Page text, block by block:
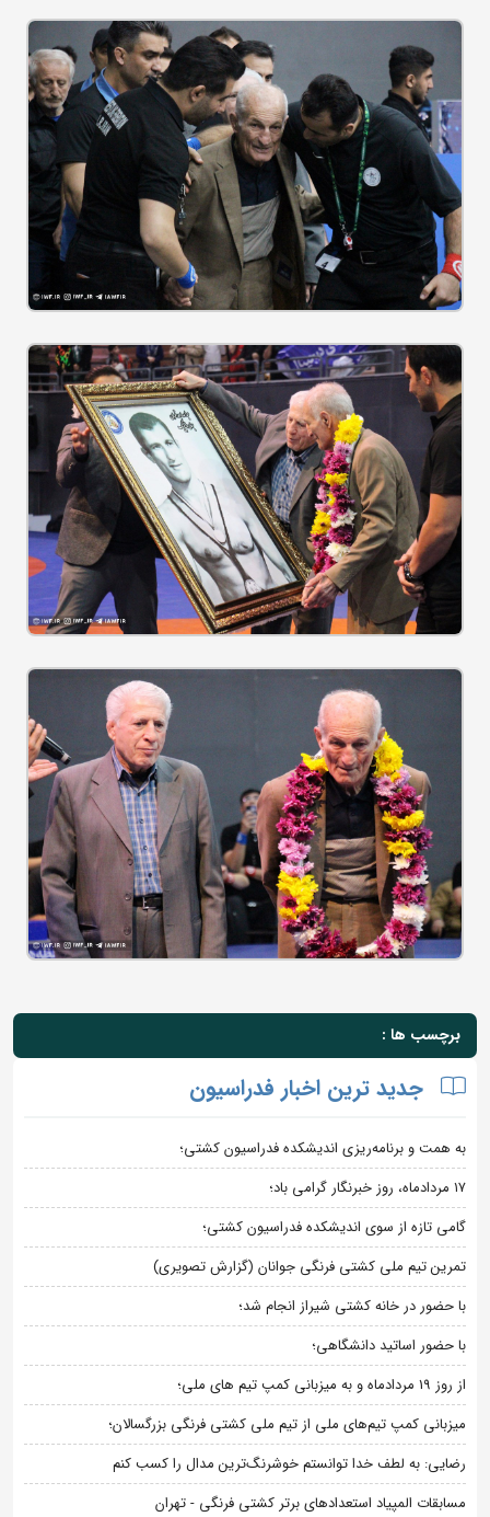
برچسب ها :
جدید ترین اخبار فدراسیون
به همت و برنامه‌ریزی اندیشکده فدراسیون کشتی؛
۱۷ مردادماه، روز خبرنگار گرامی باد؛
گامی تازه از سوی اندیشکده فدراسیون کشتی؛
تمرین تیم ملی کشتی فرنگی جوانان (گزارش تصویری)
با حضور در خانه کشتی شیراز انجام شد؛
با حضور اساتید دانشگاهی؛
از روز 19 مردادماه و به میزبانی کمپ تیم های ملی؛
میزبانی کمپ تیم‌های ملی از تیم ملی کشتی فرنگی بزرگسالان؛
رضایی: به لطف خدا توانستم خوشرنگ‌ترین مدال را کسب کنم
مسابقات المپیاد استعدادهای برتر کشتی فرنگی - تهران